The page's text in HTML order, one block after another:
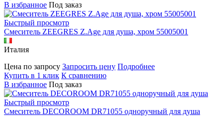
В избранное Под заказ
Быстрый просмотр
Смеситель ZEEGRES Z.Age для душа, хром 55005001
Италия
Цена по запросу Запросить цену Подробнее
Купить в 1 клик К сравнению
В избранное Под заказ
Быстрый просмотр
Смеситель DECOROOM DR71055 одноручный для душа